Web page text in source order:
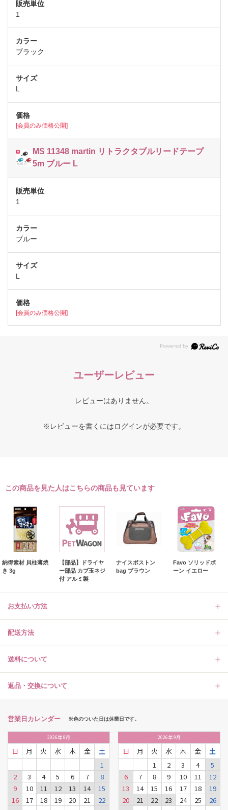
1
ブラック
L
[会員のみ価格公開]
MS 11348 martin リトラクタブルリードテープ
5m ブルー L
1
ブルー
L
[会員のみ価格公開]
ユーザーレビュー
レビューはありません。
※レビューを書くにはログインが必要です。
この商品を見た人はこちらの商品も見ています
納得素材 貝柱薄焼
き 3g
【部品】ドライヤ
ー部品 カブ玉ネジ
付 アルミ製
ナイスボストン
bag ブラウン
Favo ソリッドボ
ーン イエロー
お支払い方法
配送方法
送料について
返品・交換について
営業日カレンダー ※色のついた日は休業日です。
2026年8月
日 月 火 水 木 金
土
1
2
3 4 5 6 7
8
9
10 11 12 13 14
15
16
17 18 19 20 21
22
2026年9月
日 月 火 水 木 金
土
1
2 3 4
5
6
7 8 9 10 11
12
13
14 15 16 17 18
19
20
21 22 23 24 25
26